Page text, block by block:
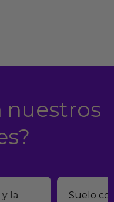
nuestros
online, y